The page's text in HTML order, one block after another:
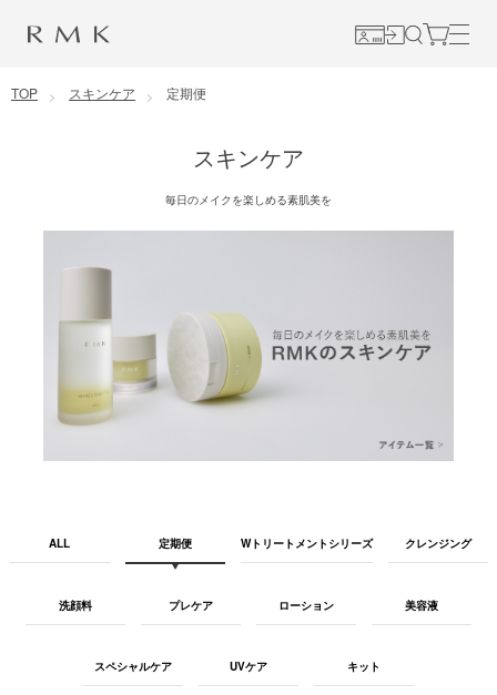
コンテンツに移動
TOP スキンケア 定期便
スキンケア
毎日のメイクを楽しめる素肌美を
ALL 定期便 Wトリートメントシリーズ クレンジング
洗顔料 プレケア ローション 美容液
スペシャルケア UVケア キット